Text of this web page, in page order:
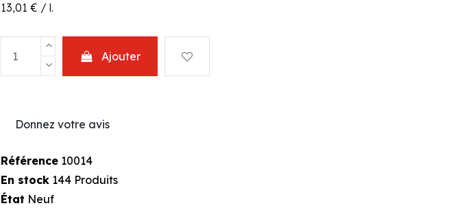
13,01 € / l.
Ajouter
Donnez votre avis
Référence 10014
En stock 144 Produits
État Neuf